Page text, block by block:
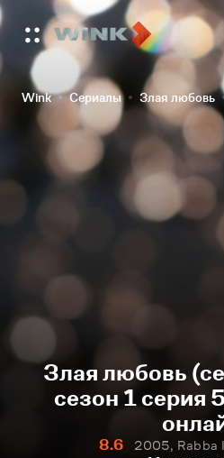
Wink Сериалы Злая любовь
Злая любовь
сезон 1 серия
8.6
2005, Rabba